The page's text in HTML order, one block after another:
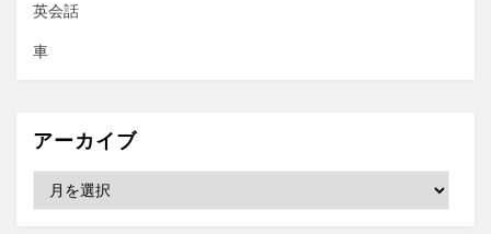
英会話
車
アーカイブ